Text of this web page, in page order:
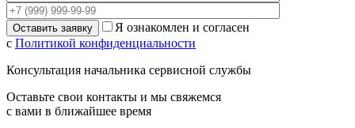
Я ознакомлен и согласен
с Политикой конфиденциальности
Консультация начальника сервисной службы
Оставьте свои контакты и мы свяжемся
с вами в ближайшее время